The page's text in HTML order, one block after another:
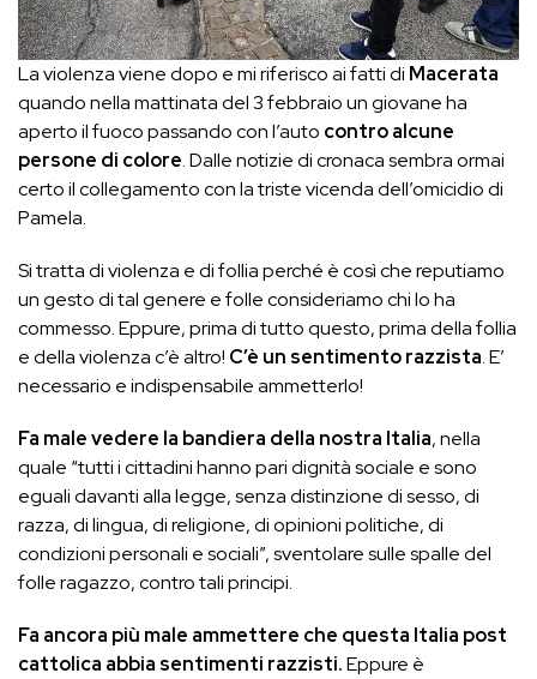
La violenza viene dopo e mi riferisco ai fatti di Macerata
quando nella mattinata del 3 febbraio un giovane ha
aperto il fuoco passando con l’auto contro alcune
persone di colore. Dalle notizie di cronaca sembra ormai
certo il collegamento con la triste vicenda dell’omicidio di
Pamela.
Si tratta di violenza e di follia perché è così che reputiamo
un gesto di tal genere e folle consideriamo chi lo ha
commesso. Eppure, prima di tutto questo, prima della follia
e della violenza c’è altro! C’è un sentimento razzista. E’
necessario e indispensabile ammetterlo!
Fa male vedere la bandiera della nostra Italia, nella
quale “tutti i cittadini hanno pari dignità sociale e sono
eguali davanti alla legge, senza distinzione di sesso, di
razza, di lingua, di religione, di opinioni politiche, di
condizioni personali e sociali”, sventolare sulle spalle del
folle ragazzo, contro tali principi.
Fa ancora più male ammettere che questa Italia post
cattolica abbia sentimenti razzisti.Eppure è